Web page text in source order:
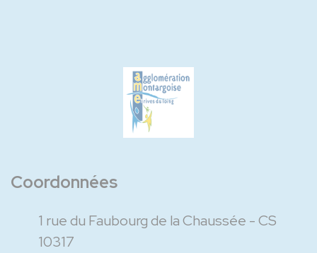
Coordonnées
1 rue du Faubourg de la Chaussée - CS
10317